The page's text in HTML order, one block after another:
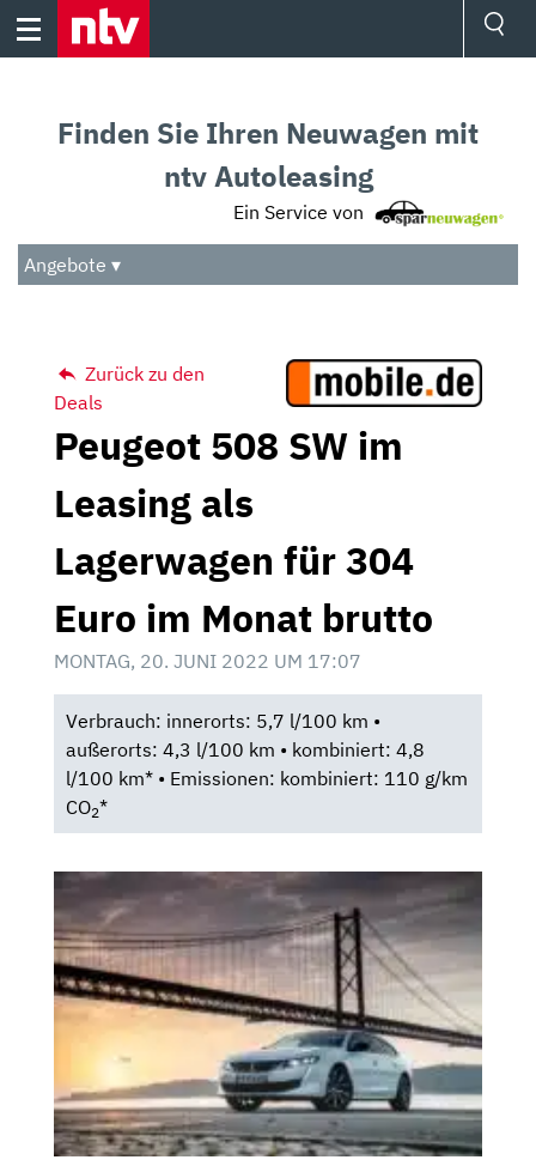
Skip
Audio
Das Beste
Finden Sie Ihren Neuwagen mit
ntv Autoleasing
Ein Service von
Angebote ▾
Zurück zu den
Deals
Peugeot 508 SW im
Leasing als
Lagerwagen für 304
Euro im Monat brutto
MONTAG, 20. JUNI 2022 UM 17:07
Verbrauch: innerorts: 5,7 l/100 km •
außerorts: 4,3 l/100 km • kombiniert: 4,8
l/100 km* • Emissionen: kombiniert: 110 g/km
CO2*